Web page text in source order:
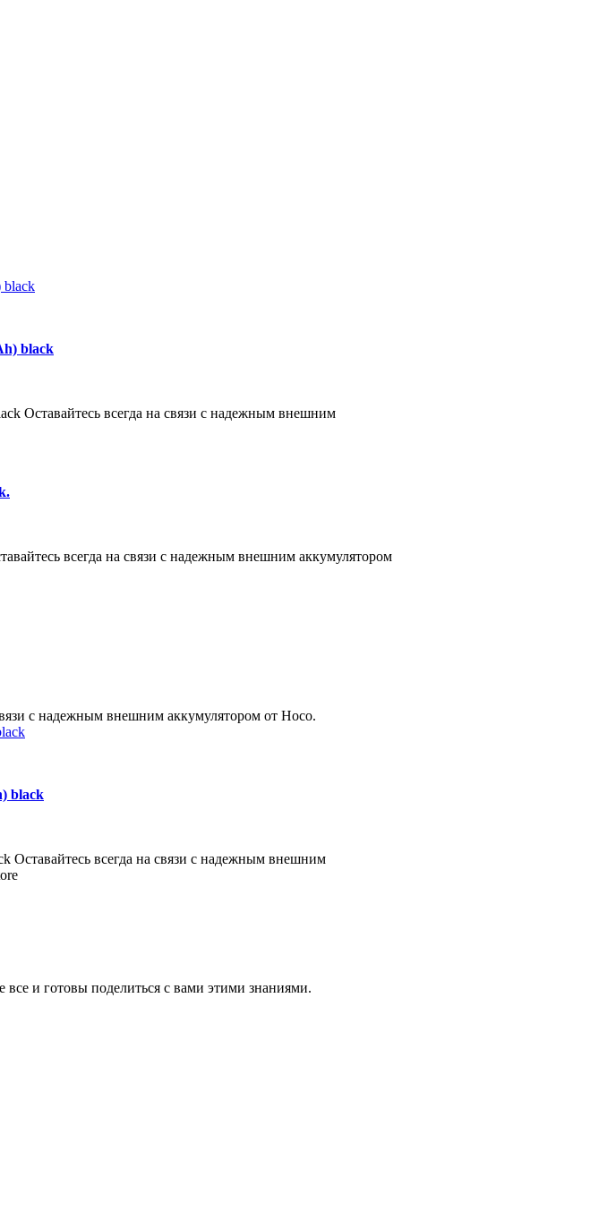
black
Оставайтесь всегда на связи с надежным внешним
всегда на связи с надежным внешним аккумулятором
с надежным внешним аккумулятором от Hoco.
black
Оставайтесь всегда на связи с надежным внешним
и готовы поделиться с вами этими знаниями.